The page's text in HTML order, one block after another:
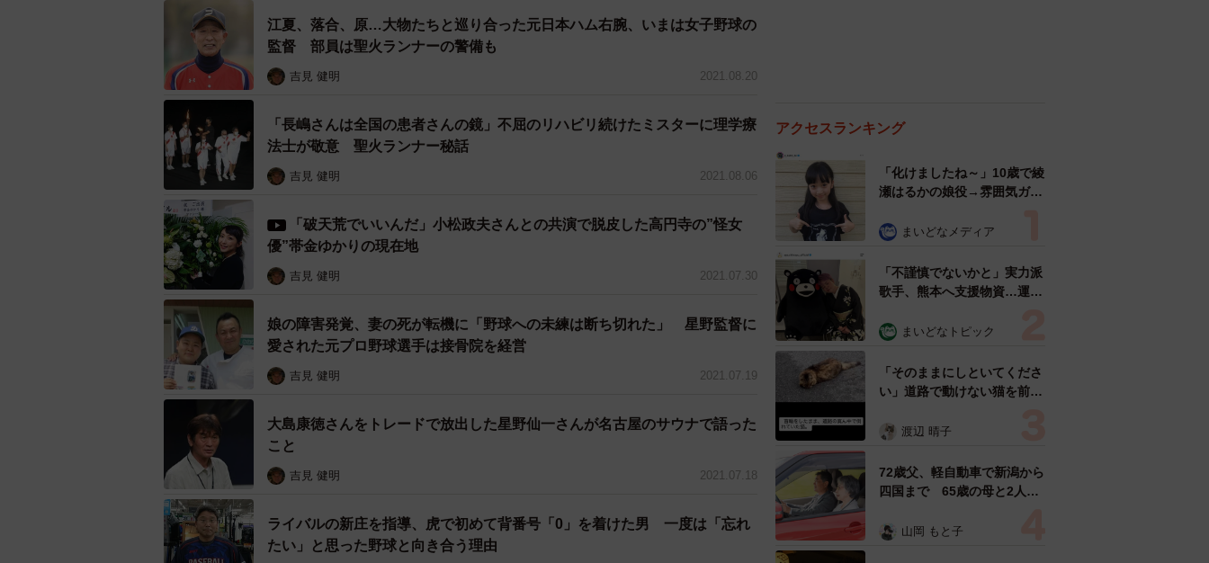
江夏、落合、原…大物たちと巡り合った元日本ハム右腕、いまは女子野球の
監督 部員は聖火ランナーの警備も
吉見 健明 2021.08.20
「長嶋さんは全国の患者さんの鏡」不屈のリハビリ続けたミスターに理学療
法士が敬意 聖火ランナー秘話
吉見 健明 2021.08.06
「破天荒でいいんだ」小松政夫さんとの共演で脱皮した高円寺の”怪女
優”帯金ゆかりの現在地
吉見 健明 2021.07.30
娘の障害発覚、妻の死が転機に「野球への未練は断ち切れた」 星野監督に
愛された元プロ野球選手は接骨院を経営
吉見 健明 2021.07.19
大島康徳さんをトレードで放出した星野仙一さんが名古屋のサウナで語った
こと
吉見 健明 2021.07.18
ライバルの新庄を指導、虎で初めて背番号「0」を着けた男 一度は「忘れ
たい」と思った野球と向き合う理由
アクセスランキング
「化けましたね～」10歳で綾
瀬はるかの娘役→雰囲気ガラ
雰囲気が」「宝塚に入れそ
まいどなメディア
「不謹慎でないかと」実力派
歌手、熊本へ支援物資…運搬
めらい 「痛いほど伝わる」
まいどなトピック
「そのままにしといてくださ
い」道路で動けない猫を前に
ようとした4日間 「命の重
表の訴え
渡辺 晴子
72歳父、軽自動車で新潟から
四国まで 65歳の母と2人で
憩まで分刻み… 「大学生で
山岡 もと子